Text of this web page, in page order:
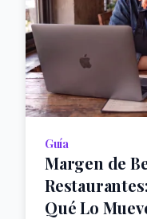
Guía
Margen de
Qué Lo